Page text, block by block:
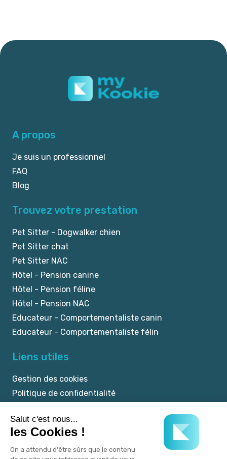
A propos
Je suis un professionnel
FAQ
Blog
Trouvez votre prestation
Pet Sitter - Dogwalker chien
Pet Sitter chat
Pet Sitter NAC
Hôtel - Pension canine
Hôtel - Pension féline
Hôtel - Pension NAC
Educateur - Comportementaliste canin
Educateur - Comportementaliste félin
Liens utiles
Gestion des cookies
Politique de confidentialité
CGU